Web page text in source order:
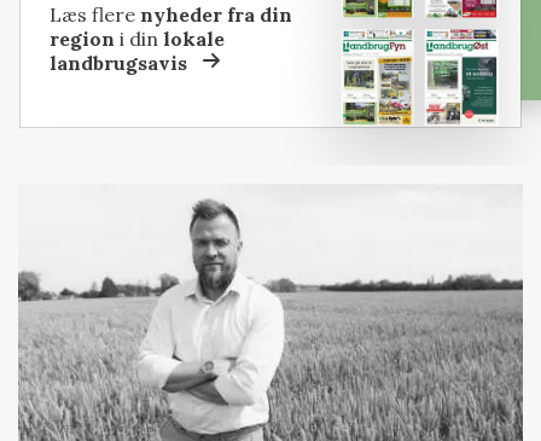
Læs flere nyheder fra din
region i dinlokale
landbrugsavis